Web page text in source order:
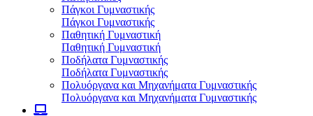
Πάγκοι Γυμναστικής
Πάγκοι Γυμναστικής
Παθητική Γυμναστική
Παθητική Γυμναστική
Ποδήλατα Γυμναστικής
Ποδήλατα Γυμναστικής
Πολυόργανα και Μηχανήματα Γυμναστικής
Πολυόργανα και Μηχανήματα Γυμναστικής